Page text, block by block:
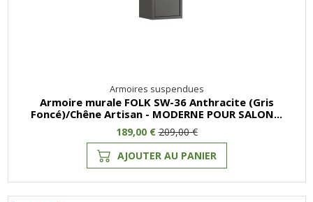
Armoires suspendues
Armoire murale FOLK SW-36 Anthracite (Gris
Foncé)/Chêne Artisan - MODERNE POUR SALON...
189,00 €209,00 €
AJOUTER AU PANIER